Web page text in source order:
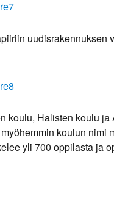
uudisrakennuksen
koulu, Halisten koulu
koulun nimi
yli 700 oppilasta ja